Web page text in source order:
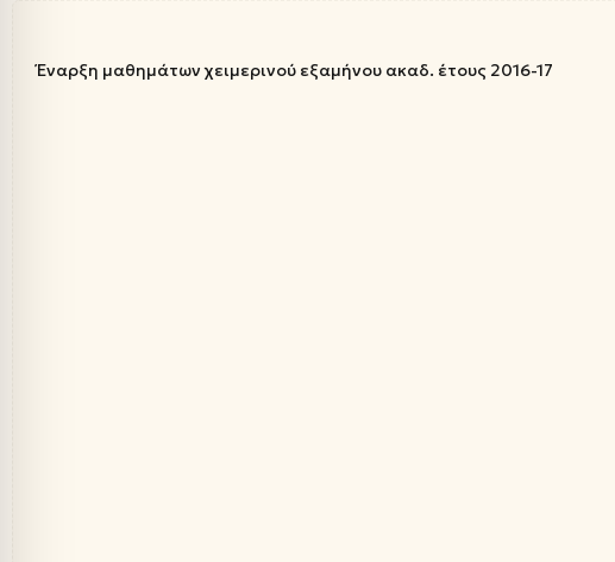
Έναρξη μαθημάτων χειμερινού εξαμήνου ακαδ. έτους 2016-17